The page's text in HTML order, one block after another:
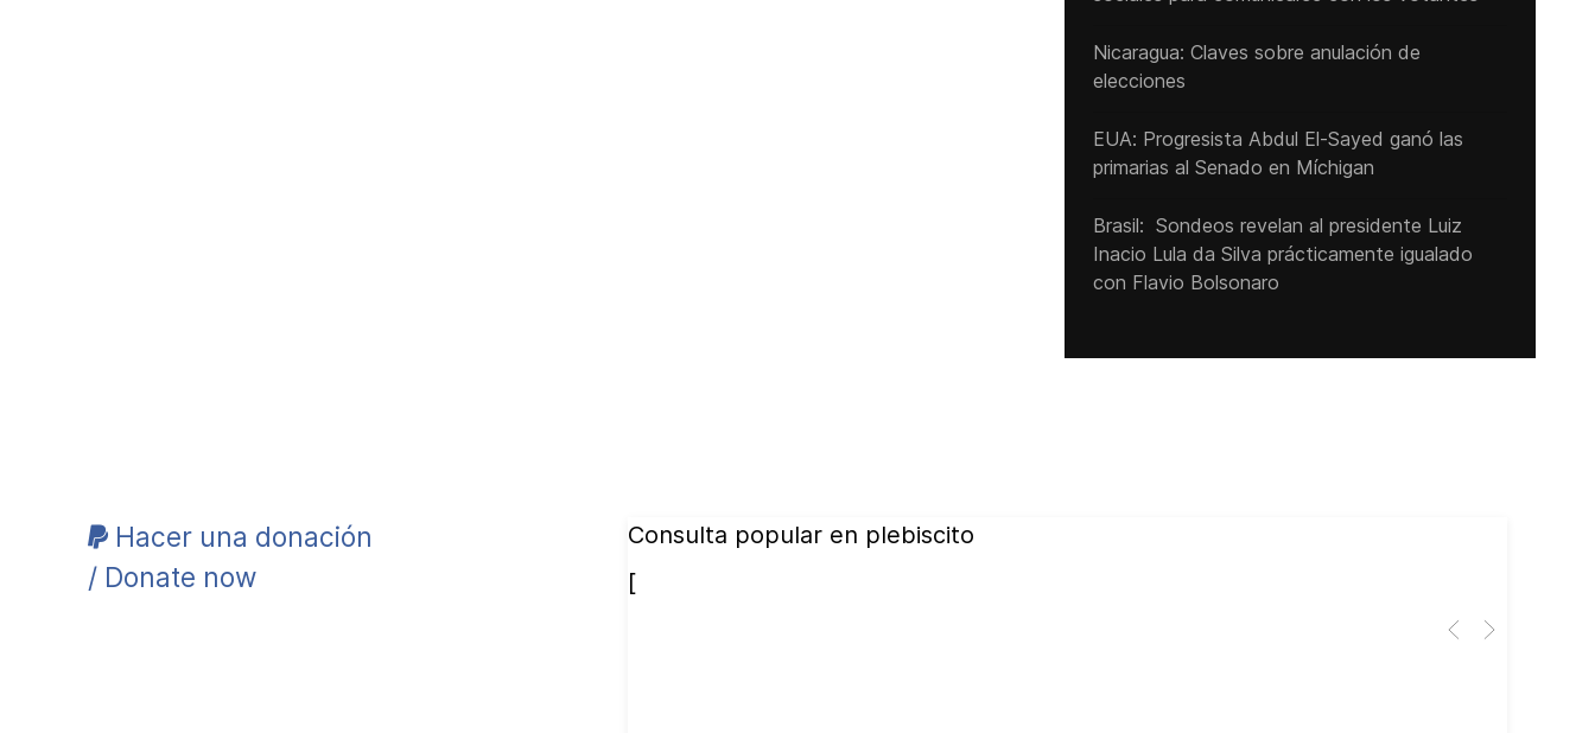
Nicaragua: Claves sobre anulación de
elecciones
EUA: Progresista Abdul El-Sayed ganó las
primarias al Senado ‌en Míchigan
Brasil: Sondeos revelan al presidente Luiz
Inacio Lula da Silva prácticamente igualado
con Flavio Bolsonaro
Hacer una donación
/ Donate now
Consulta popular en plebiscito
[